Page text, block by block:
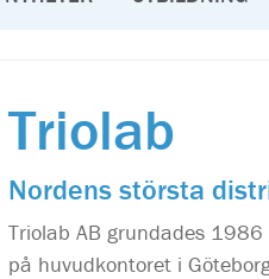
Triolab
Nordens största
Triolab AB grundades
på huvudkontoret i